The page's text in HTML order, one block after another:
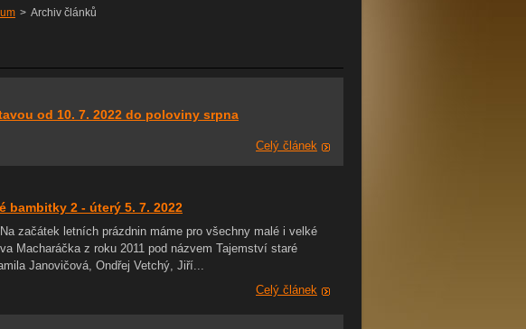
> Archiv článků
od 10. 7. 2022 do poloviny srpna
Celý článek
bambitky 2 - úterý 5. 7. 2022
začátek letních prázdnin máme pro všechny malé i velké
Macharáčka z roku 2011 pod názvem Tajemství staré
Janovičová, Ondřej Vetchý, Jiří...
Celý článek